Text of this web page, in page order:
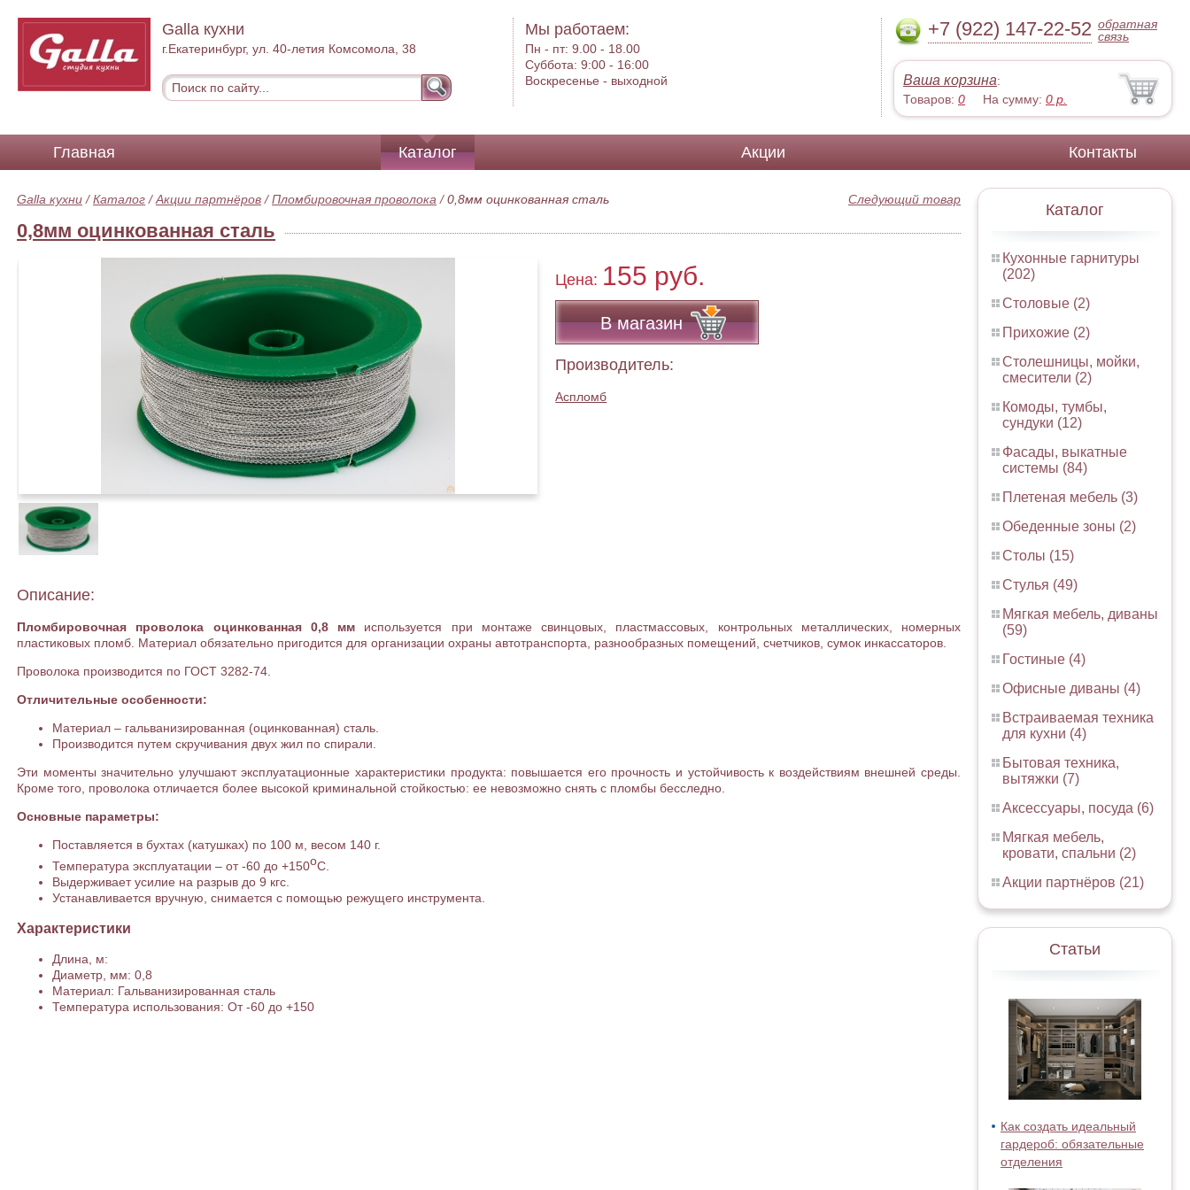
Galla кухни
г.Екатеринбург, ул. 40-летия Комсомола, 38
Мы работаем:
Пн - пт:9.00 - 18.00
Суббота:9:00 - 16:00
Воскресенье - выходной
+7 (922) 147-22-52 обратная
связь
Ваша корзина:
Товаров: 0 На сумму: 0 р.
Главная Каталог Акции Контакты
Каталог
Кухонные гарнитуры
(202)
Столовые (2)
Прихожие (2)
Столешницы, мойки,
смесители (2)
Комоды, тумбы,
сундуки (12)
Фасады, выкатные
системы (84)
Плетеная мебель (3)
Обеденные зоны (2)
Столы (15)
Стулья (49)
Мягкая мебель, диваны
(59)
Гостиные (4)
Офисные диваны (4)
Встраиваемая техника
для кухни (4)
Бытовая техника,
вытяжки (7)
Аксессуары, посуда (6)
Мягкая мебель,
кровати, спальни (2)
Акции партнёров (21)
Статьи
Как создать идеальный
гардероб: обязательные
отделения
Следующий товар
Galla кухни /Каталог /Акции партнёров /Пломбировочная проволока /0,8мм оцинкованная сталь
0,8мм оцинкованная сталь
Цена: 155 руб.
В магазин
Производитель:
Аспломб
Описание:
Пломбировочная проволока оцинкованная 0,8 мм используется при монтаже свинцовых, пластмассовых, контрольных металлических, номерных
пластиковых пломб. Материал обязательно пригодится для организации охраны автотранспорта, разнообразных помещений, счетчиков, сумок инкассаторов.
Проволока производится по ГОСТ 3282-74.
Отличительные особенности:
Материал – гальванизированная (оцинкованная) сталь.
Производится путем скручивания двух жил по спирали.
Эти моменты значительно улучшают эксплуатационные характеристики продукта: повышается его прочность и устойчивость к воздействиям внешней среды.
Кроме того, проволока отличается более высокой криминальной стойкостью: ее невозможно снять с пломбы бесследно.
Основные параметры:
Поставляется в бухтах (катушках) по 100 м, весом 140 г.
Температура эксплуатации – от -60 до +150оС.
Выдерживает усилие на разрыв до 9 кгс.
Устанавливается вручную, снимается с помощью режущего инструмента.
Характеристики
Длина, м:
Диаметр, мм: 0,8
Материал: Гальванизированная сталь
Температура использования: От -60 до +150